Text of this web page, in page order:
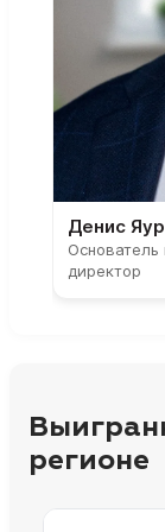
Денис
директор
регионе